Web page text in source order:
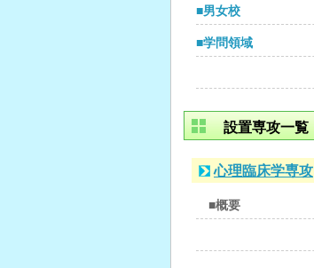
■男女校
■学問領域
設置専攻一覧
心理臨床学専攻
■概要